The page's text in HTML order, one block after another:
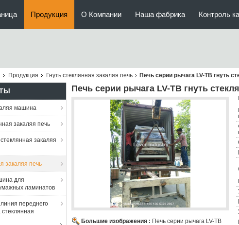
Продукция О Компании Наша фабрика Контроль
Продукция Гнуть стеклянная закаляя печь Печь серии рычага LV-TB гнуть
машина
закаляя печь
закаляя
закаляя печь
для
ламинатов
переднего
стеклянная
Печь серии рычага LV-TB гнуть
Большие изображения : Печь серии рычага LV-TB